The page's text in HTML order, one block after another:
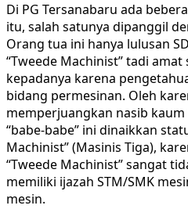
Di PG Tersanabaru ada
itu, salah satunya dipanggil
Orang tua ini hanya lulusan
“Tweede Machinist” tadi
kepadanya karena
bidang permesinan. Oleh
memperjuangkan nasib
“babe-babe” ini dinaikkan
Machinist” (Masinis Tiga),
“Tweede Machinist” sangat
memiliki ijazah STM/SMK
mesin.